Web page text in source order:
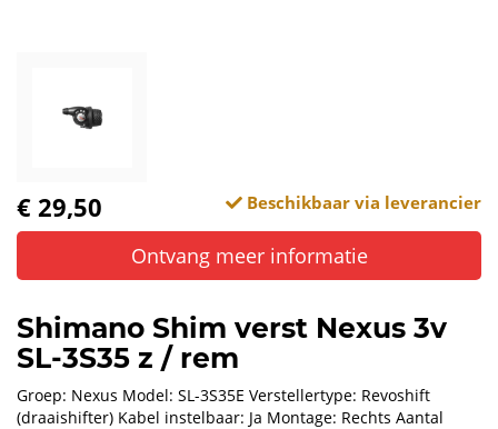
€ 29,50 Beschikbaar via leverancier
Ontvang meer informatie
Shimano Shim verst Nexus 3v
SL-3S35 z / rem
Groep: Nexus Model: SL-3S35E Verstellertype: Revoshift
(draaishifter) Kabel instelbaar: Ja Montage: Rechts Aantal